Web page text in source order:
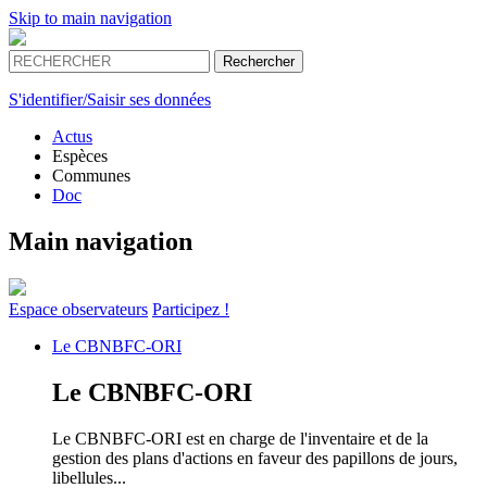
Skip to main navigation
S'identifier/Saisir ses données
Actus
Espèces
Communes
Doc
Main navigation
Espace observateurs Participez !
Le CBNBFC-ORI
Le CBNBFC-ORI
Le CBNBFC-ORI est en charge de l'inventaire et de la
gestion des plans d'actions en faveur des papillons de jours,
libellules...